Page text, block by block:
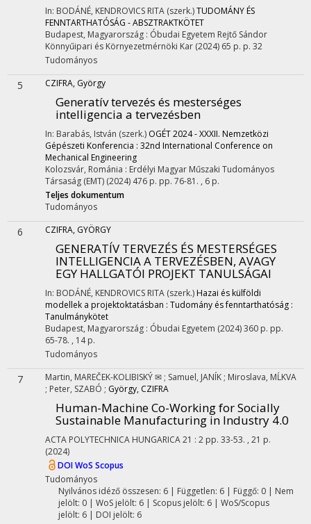
In: BODÁNÉ, KENDROVICS RITA (szerk.)TUDOMÁNY ÉS
FENNTARTHATÓSÁG - ABSZTRAKTKÖTET
Budapest, Magyarország : Óbudai Egyetem Rejtő Sándor
Könnyűipari és Környezetmérnöki Kar (2024) 65 p. p. 32
Tudományos
5 CZIFRA, György
Generatív tervezés és mesterséges
intelligencia a tervezésben
In: Barabás, István (szerk.) OGÉT 2024 - XXXII. Nemzetközi
Gépészeti Konferencia : 32nd International Conference on
Mechanical Engineering
Kolozsvár, Románia : Erdélyi Magyar Műszaki Tudományos
Társaság (EMT) (2024) 476 p. pp. 76-81. , 6 p.
Teljes dokumentum
Tudományos
6 CZIFRA, GYÖRGY
GENERATÍV TERVEZÉS ÉS MESTERSÉGES
INTELLIGENCIA A TERVEZÉSBEN, AVAGY
EGY HALLGATÓI PROJEKT TANULSÁGAI
In: BODÁNÉ, KENDROVICS RITA (szerk.) Hazai és külföldi
modellek a projektoktatásban : Tudomány és fenntarthatóság :
Tanulmánykötet
Budapest, Magyarország : Óbudai Egyetem (2024)360 p. pp.
65-78. , 14 p.
Tudományos
7 Martin, MAREČEK-KOLIBISKÝ ✉ ; Samuel, JANÍK ; Miroslava, MĹKVA
; Peter, SZABÓ ; György, CZIFRA
Human-Machine Co-Working for Socially
Sustainable Manufacturing in Industry 4.0
ACTA POLYTECHNICA HUNGARICA21 : 2 pp. 33-53. , 21 p.
(2024)
DOIWoS Scopus
Tudományos
Nyilvános idéző összesen: 6| Független: 6 | Függő: 0 | Nem
jelölt: 0 | WoS jelölt: 6 | Scopus jelölt: 6 | WoS/Scopus
jelölt: 6 | DOI jelölt: 6